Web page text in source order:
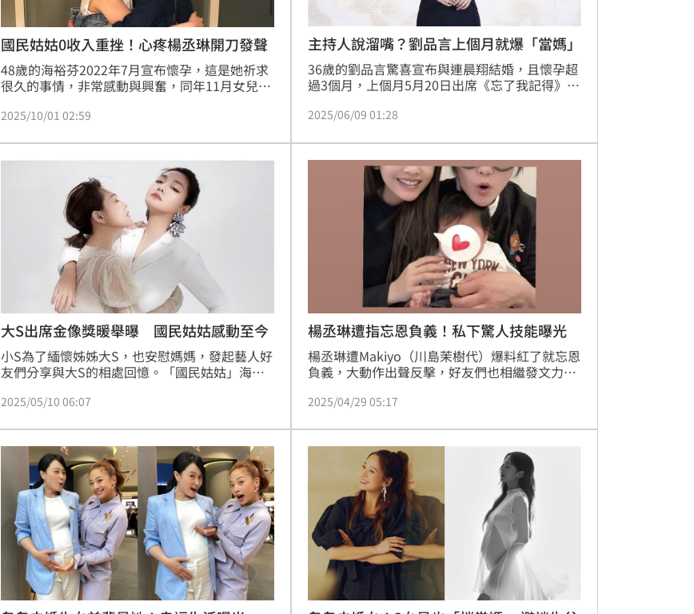
國民姑姑0收入重挫！心疼楊丞琳開刀發聲
48歲的海裕芬2022年7月宣布懷孕，這是她祈求
很久的事情，非常感動與興奮，同年11月女兒出
大家好奇的「精主」，她更希望找「金主」。如
2025/10/01 02:59
主持人說溜嘴？劉品言上個月就爆「當媽」
36歲的劉品言驚喜宣布與連晨翔結婚，且懷孕超
過3個月，上個月5月20日出席《忘了我記得》
不過胸前幾朵粉花，讓主持人海裕芬當場不小心
2025/06/09 01:28
大S出席金像獎暖舉曝 國民姑姑感動至今
小S為了緬懷姊姊大S，也安慰媽媽，發起藝人好
友們分享與大S的相處回憶。「國民姑姑」海裕
浪漫美麗，可以把一家子都扛在身上！」
2025/05/10 06:07
楊丞琳遭指忘恩負義！私下驚人技能曝光
楊丞琳遭Makiyo（川島茉樹代）爆料紅了就忘恩
負義，大動作出聲反擊，好友們也相繼發文力
楊丞琳的合照，雖然都沒露臉，但特別標記了楊
2025/04/29 05:17